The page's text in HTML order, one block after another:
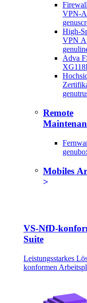
VPN-
High-
VPN
Adva
Remote
Mobiles
VS-NfD-
Suite
Leistungsstarkes
konformen